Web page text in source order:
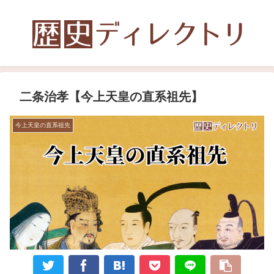
二条治孝【今上天皇の直系祖先】
今上天皇の直系祖先